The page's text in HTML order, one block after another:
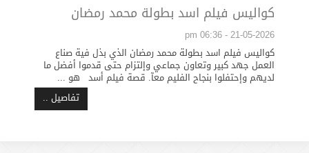
كواليس فيلم اسد بطولة محمد رمضان
21-05-2026 - 06:36 pm
كواليس فيلم اسد بطولة محمد رمضان الذي بذل فية صناع
العمل جهد كبير وتعاون جماعي وإلتزام حتى قدموا أفضل ما
لديهم وإحتفلوا بنجاح الفليم معآ. قصة فيلم أسد هو ...
تفاصيل ..